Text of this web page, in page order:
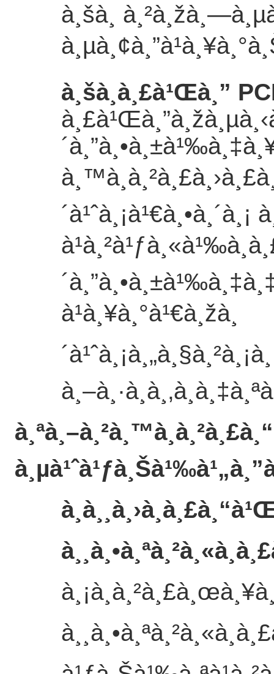
à¸šà¸
à¸šà¸­à¸£à¹Œà¸”
´à¹ˆà¸¡à¹€à¸•à¸´à¸¡
à¹à¸¥à¸°à¹€à¸žà¸